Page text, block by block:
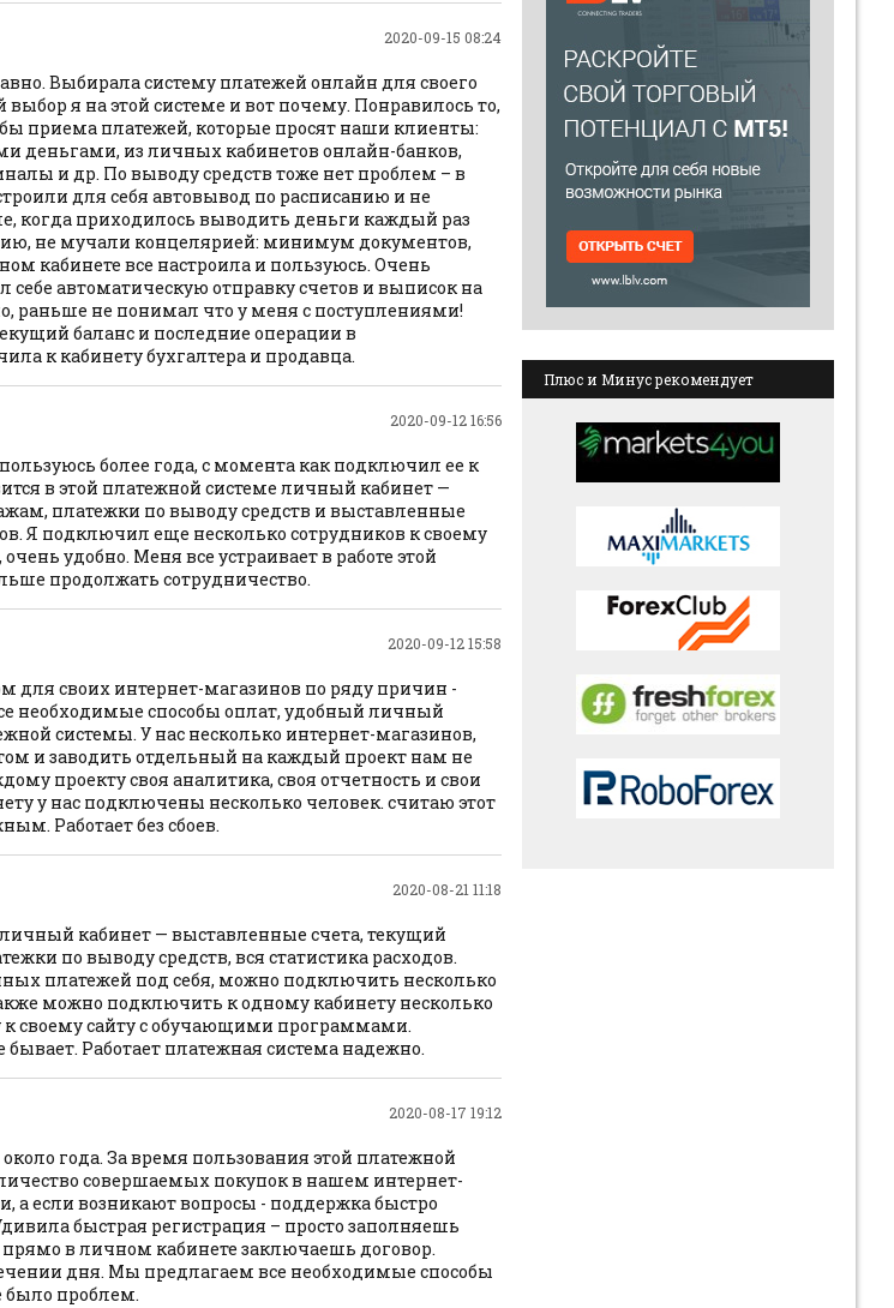
2020-09-15 08:24
Выбирала систему платежей онлайн для своего
я на этой системе и вот почему. Понравилось то,
приема платежей, которые просят наши клиенты:
деньгами, из личных кабинетов онлайн-банков,
и др. По выводу средств тоже нет проблем – в
для себя автовывод по расписанию и не
когда приходилось выводить деньги каждый раз
не мучали концелярией: минимум документов,
кабинете все настроила и пользуюсь. Очень
автоматическую отправку счетов и выписок на
раньше не понимал что у меня с поступлениями!
баланс и последние операции в
к кабинету бухгалтера и продавца.
2020-09-12 16:56
более года, с момента как подключил ее к
в этой платежной системе личный кабинет —
платежки по выводу средств и выставленные
Я подключил еще несколько сотрудников к своему
удобно. Меня все устраивает в работе этой
продолжать сотрудничество.
2020-09-12 15:58
для своих интернет-магазинов по ряду причин -
необходимые способы оплат, удобный личный
системы. У нас несколько интернет-магазинов,
и заводить отдельный на каждый проект нам не
проекту своя аналитика, своя отчетность и свои
у нас подключены несколько человек. считаю этот
Работает без сбоев.
2020-08-21 11:18
кабинет — выставленные счета, текущий
по выводу средств, вся статистика расходов.
платежей под себя, можно подключить несколько
можно подключить к одному кабинету несколько
своему сайту с обучающими программами.
Работает платежная система надежно.
2020-08-17 19:12
года. За время пользования этой платежной
совершаемых покупок в нашем интернет-
а если возникают вопросы - поддержка быстро
быстрая регистрация – просто заполняешь
в личном кабинете заключаешь договор.
дня. Мы предлагаем все необходимые способы
было проблем.
Плюс и Минус рекомендует